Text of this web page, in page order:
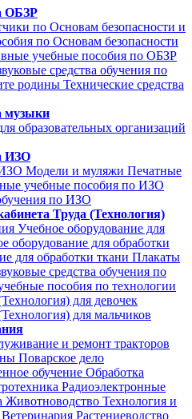
ОБЗР
по Основам безопасности и
по Основам безопасности
учебные пособия по ОБЗР
средства обучения по
родины Технические средства
музыки
образовательных организаций
ИЗО
Модели и муляжи Печатные
учебные пособия по ИЗО
по ИЗО
Труда (Технология)
Учебное оборудование для
оборудование для обработки
для обработки ткани Плакаты
средства обучения по
пособия по технологии
для девочек
для мальчиков
и ремонт тракторов
Поварское дело
обучение Обработка
Радиоэлектронные
Животноводство Технология и
Ветеринария Растениеводство